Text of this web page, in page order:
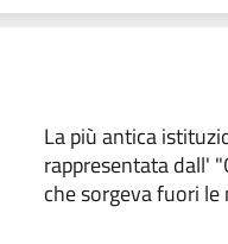
La più antica
rappresentata dall'
che sorgeva fuori le